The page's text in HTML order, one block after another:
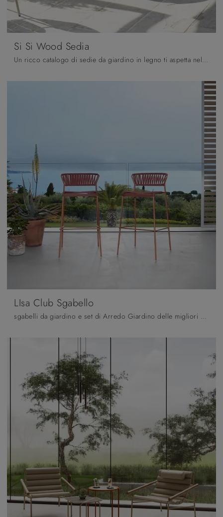
Si Si Wood Sedia
Un ricco catalogo di sedie da giardino in legno ti aspetta nel nostro showroom: clicca e scopri il modello Si Si Wood Sedia di Scab Design.
LIsa Club Sgabello
sgabelli da giardino e set di Arredo Giardino delle migliori marche: ottieni informazioni sul modello LIsa Club Sgabello di Scab Design, clicca ...